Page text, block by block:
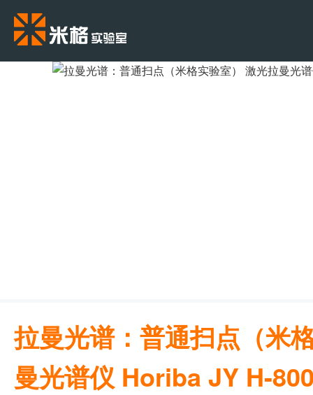
拉曼光谱：普通扫点（米
曼光谱仪 Horiba JY H-